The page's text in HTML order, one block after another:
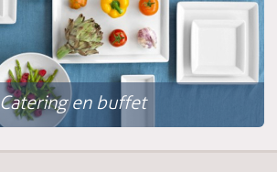
Catering en buffet